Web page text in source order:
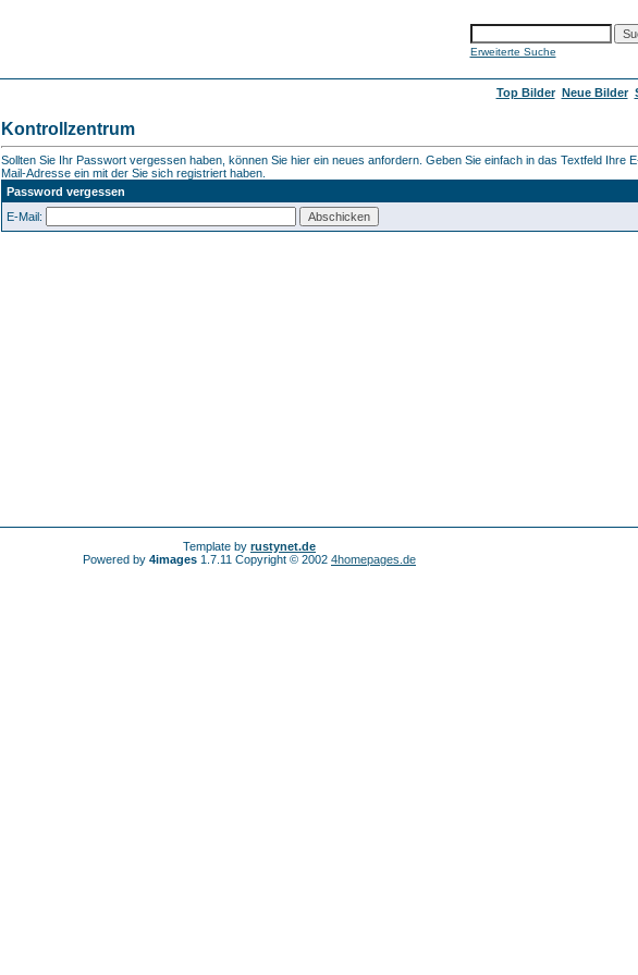
Erweiterte Suche
Top Bilder Neue Bilder
Kontrollzentrum
Sollten Sie Ihr Passwort vergessen haben, können Sie hier ein neues anfordern. Geben Sie einfach in das Textfeld Ihre
Mail-Adresse ein mit der Sie sich registriert haben.
Password vergessen
E-Mail:
Template by rustynet.de
Powered by 4images 1.7.11 Copyright © 2002 4homepages.de